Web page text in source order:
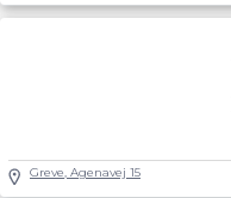
Greve, Agenavej 15